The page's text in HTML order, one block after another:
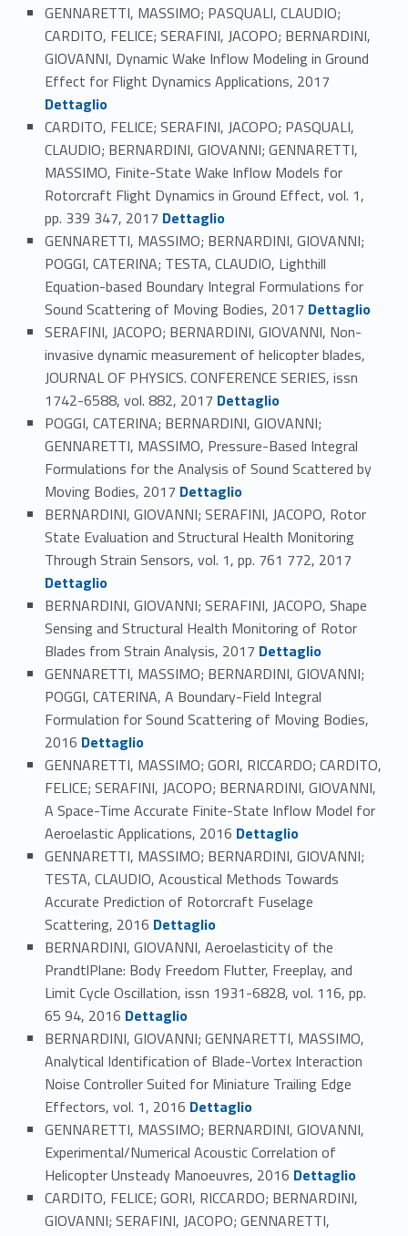
GENNARETTI, MASSIMO; PASQUALI, CLAUDIO;
CARDITO, FELICE; SERAFINI, JACOPO; BERNARDINI,
GIOVANNI, Dynamic Wake Inflow Modeling in Ground
Effect for Flight Dynamics Applications, 2017
Dettaglio
CARDITO, FELICE; SERAFINI, JACOPO; PASQUALI,
CLAUDIO; BERNARDINI, GIOVANNI; GENNARETTI,
MASSIMO, Finite-State Wake Inflow Models for
Rotorcraft Flight Dynamics in Ground Effect, vol. 1,
pp. 339 347, 2017 Link identifier #identifier_person_140537-120
Dettaglio
GENNARETTI, MASSIMO; BERNARDINI, GIOVANNI;
POGGI, CATERINA; TESTA, CLAUDIO, Lighthill
Equation-based Boundary Integral Formulations for
Sound Scattering of Moving Bodies, 2017 Link identifier #identifier_person_133948-121
Dettaglio
SERAFINI, JACOPO; BERNARDINI, GIOVANNI, Non-
invasive dynamic measurement of helicopter blades,
JOURNAL OF PHYSICS. CONFERENCE SERIES, issn
1742-6588, vol. 882, 2017 Link identifier #identifier_person_7271-122
Dettaglio
POGGI, CATERINA; BERNARDINI, GIOVANNI;
GENNARETTI, MASSIMO, Pressure-Based Integral
Formulations for the Analysis of Sound Scattered by
Moving Bodies, 2017 Link identifier #identifier_person_87773-123
Dettaglio
BERNARDINI, GIOVANNI; SERAFINI, JACOPO, Rotor
State Evaluation and Structural Health Monitoring
Through Strain Sensors, vol. 1, pp. 761 772, 2017Link identifier #identifier_person_197119-124
Dettaglio
BERNARDINI, GIOVANNI; SERAFINI, JACOPO, Shape
Sensing and Structural Health Monitoring of Rotor
Blades from Strain Analysis, 2017 Link identifier #identifier_person_140066-125
Dettaglio
GENNARETTI, MASSIMO; BERNARDINI, GIOVANNI;
POGGI, CATERINA, A Boundary-Field Integral
Formulation for Sound Scattering of Moving Bodies,
2016 Link identifier #identifier_person_106393-126
Dettaglio
GENNARETTI, MASSIMO; GORI, RICCARDO; CARDITO,
FELICE; SERAFINI, JACOPO; BERNARDINI, GIOVANNI,
A Space-Time Accurate Finite-State Inflow Model for
Aeroelastic Applications, 2016 Link identifier #identifier_person_134058-127
Dettaglio
GENNARETTI, MASSIMO; BERNARDINI, GIOVANNI;
TESTA, CLAUDIO, Acoustical Methods Towards
Accurate Prediction of Rotorcraft Fuselage
Scattering, 2016 Link identifier #identifier_person_15609-128
Dettaglio
BERNARDINI, GIOVANNI, Aeroelasticity of the
PrandtlPlane: Body Freedom Flutter, Freeplay, and
Limit Cycle Oscillation, issn 1931-6828, vol. 116, pp.
65 94, 2016 Link identifier #identifier_person_16734-129
Dettaglio
BERNARDINI, GIOVANNI; GENNARETTI, MASSIMO,
Analytical Identification of Blade-Vortex Interaction
Noise Controller Suited for Miniature Trailing Edge
Effectors, vol. 1, 2016 Link identifier #identifier_person_174895-130
Dettaglio
GENNARETTI, MASSIMO; BERNARDINI, GIOVANNI,
Experimental/Numerical Acoustic Correlation of
Helicopter Unsteady Manoeuvres, 2016 Link identifier #identifier_person_70698-131
Dettaglio
CARDITO, FELICE; GORI, RICCARDO; BERNARDINI,
GIOVANNI; SERAFINI, JACOPO; GENNARETTI,